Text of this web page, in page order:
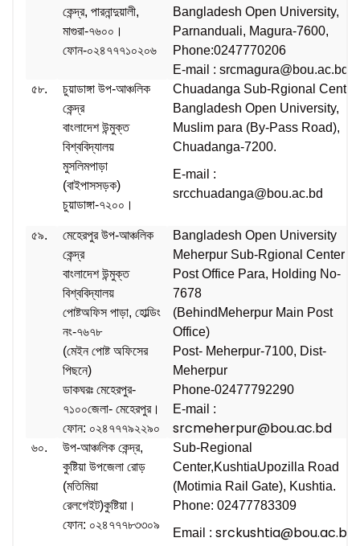
কেন্দ্র, পারনান্দুয়ালী,
মাগুরা-৭৬০০।
ফোন-০২৪৭৭৭১০২০৬
Bangladesh Open University,
Parnanduali, Magura-7600,
Phone:0247770206
E-mail : srcmagura@bou.ac.bd
৫৮.
চুয়াডাঙ্গা উপ-আঞ্চলিক
কেন্দ্র
বাংলাদেশ উন্মুক্ত
বিশ্ববিদ্যালয়
মুসলিমপাড়া
(বাইপাসসড়ক)
চুয়াডাঙ্গা-৭২০০।
Chuadanga Sub-Rgional Center,
Bangladesh Open University,
Muslim para (By-Pass Road),
Chuadanga-7200.
E-mail :
srcchuadanga@bou.ac.bd
৫৯.
মেহেরপুর উপ-আঞ্চলিক
কেন্দ্র
বাংলাদেশ উন্মুক্ত
বিশ্ববিদ্যালয়
পোষ্টঅফিস পাড়া, হোল্ডিং
নং-৭৬৭৮
(মেইন পোষ্ট অফিসের
পিছনে)
ডাকঘরঃ মেহেরপুর-
৭১০০জেলা- মেহেরপুর।
ফোন: ০২৪৭৭৭৯২২৯০
Bangladesh Open University
Meherpur Sub-Rgional Center
Post Office Para, Holding No-
7678
(BehindMeherpur Main Post
Office)
Post- Meherpur-7100, Dist-
Meherpur
Phone-02477792290
E-mail :
srcmeherpur@bou.ac.bd
৬০.
উপ-আঞ্চলিক কেন্দ্র,
কুষ্টিয়া উপজেলা রোড়
(মতিমিয়া
রেলগেইট)কুষ্টিয়া।
ফোন: ০২৪৭৭৭৮৩৩০৯
Sub-Regional
Center,KushtiaUpozilla Road
(Motimia Rail Gate), Kushtia.
Phone: 02477783309
Email :srckushtia@bou.ac.bd